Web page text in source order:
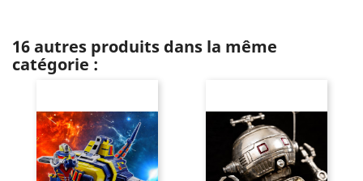
16 autres produits dans la même
catégorie :